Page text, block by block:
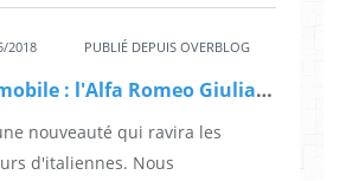
2018 PUBLIÉ DEPUIS OVERBLOG
Ottomobile : l'Alfa Romeo Giulia QV au programme !
nouveauté qui ravira les
d'italiennes. Nous